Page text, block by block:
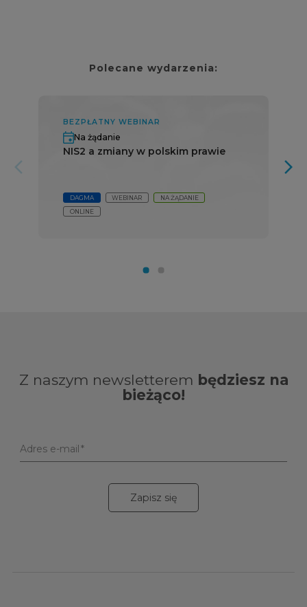
Polecane wydarzenia:
arrow_forward_ios
BEZPŁATNY WEBINAR
Na żądanie
NIS2 a zmiany w polskim prawie
DAGMA WEBINAR
NA ŻĄDANIE
ONLINE
arrow_forward_ios
Z naszym newsletterem będziesz na
bieżąco!
Adres e-mail
Zapisz się